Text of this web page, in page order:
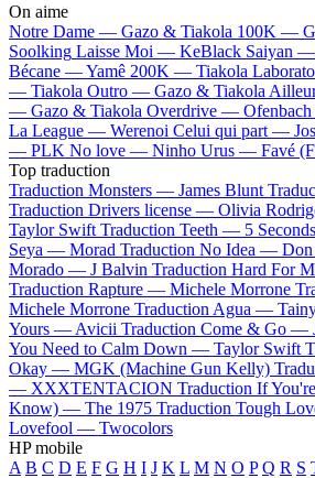
On aime
Notre Dame — Gazo & Tiakola 100K —
Soolking Laisse Moi — KeBlack Saiyan —
Bécane —Yamê 200K — Tiakola
— Tiakola Outro — Gazo & Tiakola
— Gazo & Tiakola Overdrive — Ofenbach
La League — Werenoi Celui qui part —
— PLK No love — Ninho Urus — Favé
Top traduction
Traduction Monsters — James Blunt
Traduction Drivers license — Olivia
Taylor Swift Traduction Teeth — 5
Seya — Morad Traduction No Idea —
Morado — J Balvin Traduction Hard For
Traduction Rapture — Michele Morrone
Michele Morrone Traduction Agua —
Yours — Avicii Traduction Come & Go —
You Need to Calm Down — Taylor Swift
Okay — MGK (Machine Gun Kelly)
— XXXTENTACION Traduction If
Know) — The 1975 Traduction Tough
Lovefool — Twocolors
HP mobile
A B C D E F G H I J K L M N O P Q R S